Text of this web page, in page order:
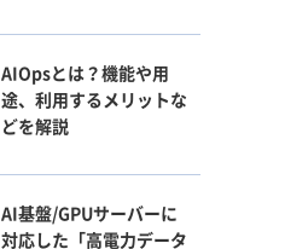
AIOpsとは？機能や用
途、利用するメリットな
どを解説
AI基盤/GPUサーバーに
対応した「高電力データ